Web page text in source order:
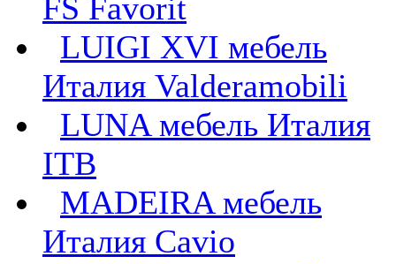
FS Favorit
LUIGI XVI мебель
Италия Valderamobili
LUNA мебель Италия
ITB
MADEIRA мебель
Италия Cavio